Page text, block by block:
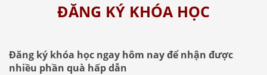
ĐĂNG KÝ KHÓA HỌC
Đăng ký khóa học ngay hôm nay để nhận được
nhiều phần quà hấp dẫn